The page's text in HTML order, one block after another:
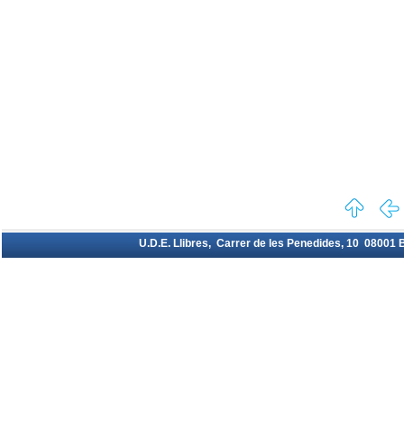
U.D.E. Llibres, Carrer de les Penedides, 10 08001